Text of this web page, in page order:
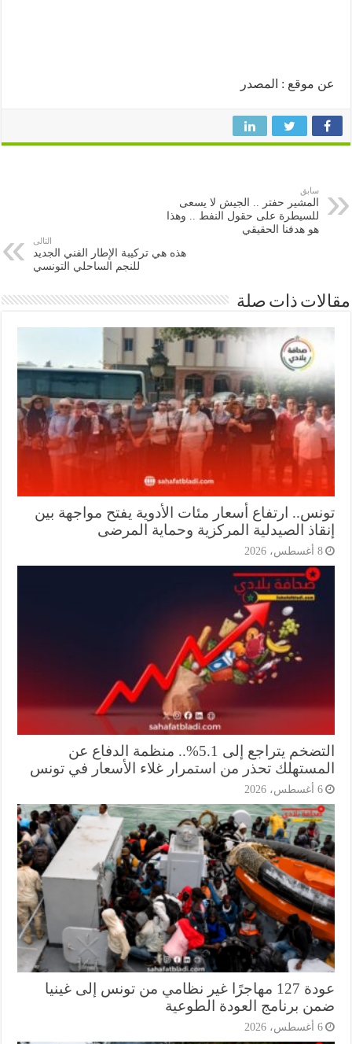
موقع : المصدر
المشير حفتر .. الجيش لا يسعى
للسيطرة على حقول النفط .. وهذا
هو هدفنا الحقيقي
هذه هي تركيبة الإطار الفني الجديد
للنجم الساحلي التونسي
ذات صلة
ارتفاع أسعار مئات الأدوية يفتح مواجهة بين
الصيدلية المركزية وحماية المرضى
التضخم يتراجع إلى 5.1%.. منظمة الدفاع عن
تحذر من استمرار غلاء الأسعار في تونس
عودة 127 مهاجرًا غير نظامي من تونس إلى غينيا
برنامج العودة الطوعية